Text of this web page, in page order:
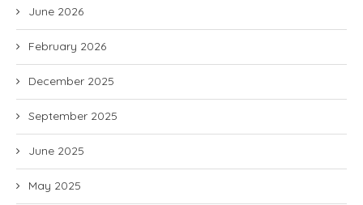
June 2026
February 2026
December 2025
September 2025
June 2025
May 2025